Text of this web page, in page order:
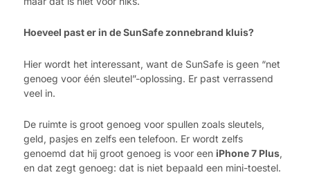
Hoeveel past er in de SunSafe zonnebrand kluis?
Hier wordt het interessant, want de SunSafe is geen “net
genoeg voor één sleutel”-oplossing. Er past verrassend
veel in.
De ruimte is groot genoeg voor spullen zoals sleutels,
geld, pasjes en zelfs een telefoon. Er wordt zelfs
genoemd dat hij groot genoeg is voor een iPhone 7 Plus,
en dat zegt genoeg: dat is niet bepaald een mini-toestel.